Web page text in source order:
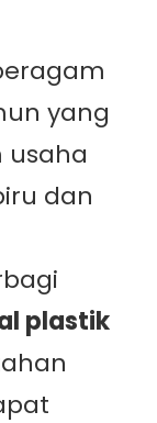
yang
usaha
dan
plastik